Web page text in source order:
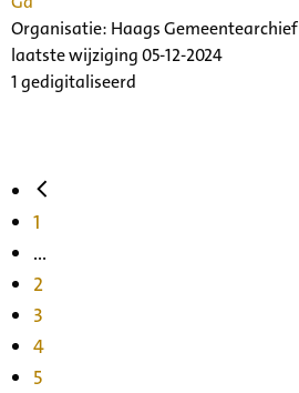
Organisatie: Haags Gemeentearchief
laatste wijziging 05-12-2024
1 gedigitaliseerd
1
...
2
3
4
5